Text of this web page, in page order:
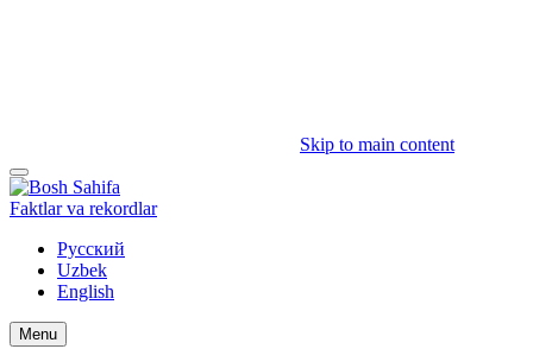
Skip to main content
Faktlar va rekordlar
Русский
Uzbek
English
Menu